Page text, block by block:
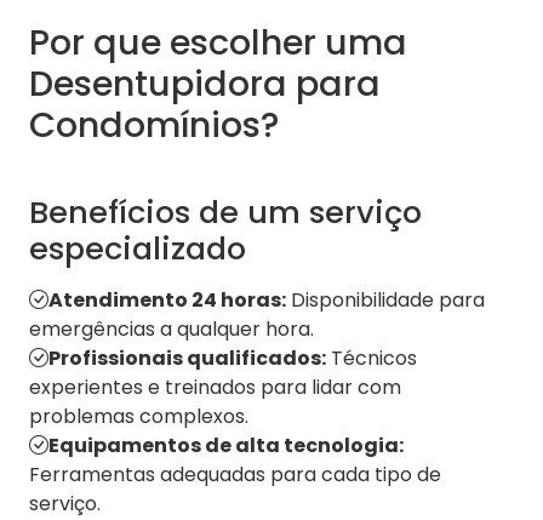
Por que escolher uma
Desentupidora para
Condomínios?
Benefícios de um serviço
especializado
Atendimento 24 horas: Disponibilidade para
emergências a qualquer hora.
Profissionais qualificados: Técnicos
experientes e treinados para lidar com
problemas complexos.
Equipamentos de alta tecnologia:
Ferramentas adequadas para cada tipo de
serviço.